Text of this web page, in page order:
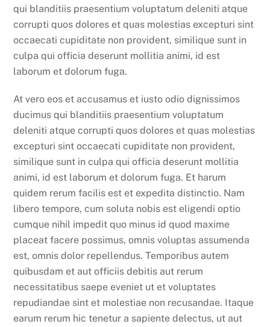
qui blanditiis praesentium voluptatum deleniti atque
corrupti quos dolores et quas molestias excepturi sint
occaecati cupiditate non provident, similique sunt in
culpa qui officia deserunt mollitia animi, id est
laborum et dolorum fuga.
At vero eos et accusamus et iusto odio dignissimos
ducimus qui blanditiis praesentium voluptatum
deleniti atque corrupti quos dolores et quas molestias
excepturi sint occaecati cupiditate non provident,
similique sunt in culpa qui officia deserunt mollitia
animi, id est laborum et dolorum fuga. Et harum
quidem rerum facilis est et expedita distinctio. Nam
libero tempore, cum soluta nobis est eligendi optio
cumque nihil impedit quo minus id quod maxime
placeat facere possimus, omnis voluptas assumenda
est, omnis dolor repellendus. Temporibus autem
quibusdam et aut officiis debitis aut rerum
necessitatibus saepe eveniet ut et voluptates
repudiandae sint et molestiae non recusandae. Itaque
earum rerum hic tenetur a sapiente delectus, ut aut